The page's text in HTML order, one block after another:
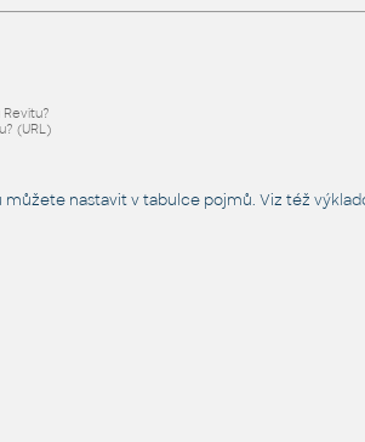
(URL)
nastavit v tabulce pojmů. Viz též